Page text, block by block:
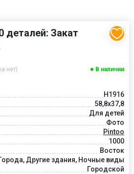
деталей: Закат
нет) В наличии
Н1916
58,8x37,8
Для детей
Фото
Pintoo
1000
Восток
Другие здания, Ночные виды
Городской